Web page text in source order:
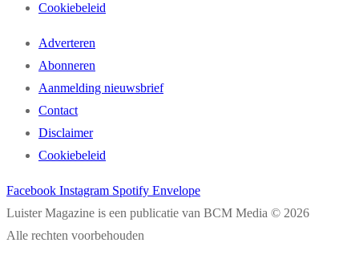
Cookiebeleid
Adverteren
Abonneren
Aanmelding nieuwsbrief
Contact
Disclaimer
Cookiebeleid
Facebook Instagram Spotify Envelope
Luister Magazine is een publicatie van BCM Media © 2026
Alle rechten voorbehouden